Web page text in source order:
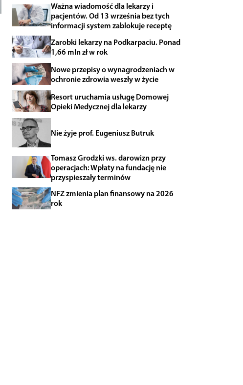
Ważna wiadomość dla lekarzy i
pacjentów. Od 13 września bez tych
informacji system zablokuje receptę
Zarobki lekarzy na Podkarpaciu. Ponad
1,66 mln zł w rok
Nowe przepisy o wynagrodzeniach w
ochronie zdrowia weszły w życie
Resort uruchamia usługę Domowej
Opieki Medycznej dla lekarzy
Nie żyje prof. Eugeniusz Butruk
Tomasz Grodzki ws. darowizn przy
operacjach: Wpłaty na fundację nie
przyspieszały terminów
NFZ zmienia plan finansowy na 2026
rok